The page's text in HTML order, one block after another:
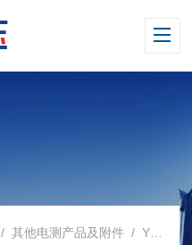
/其他电测产品及附件 /YDQ-2 交流高压声光验电器